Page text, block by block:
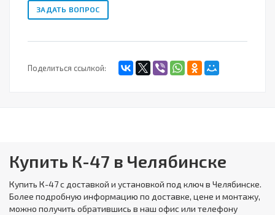
ЗАДАТЬ ВОПРОС
Поделиться ссылкой:
Купить К-47 в Челябинске
Купить К-47с доставкой и установкой под ключ в Челябинске.
Более подробную информацию по доставке, цене и монтажу,
можно получить обратившись в наш офис или телефону